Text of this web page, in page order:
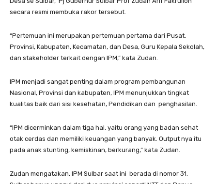
secara resmi membuka rakor tersebut.
“Pertemuan ini merupakan pertemuan pertama dari Pusat,
Provinsi, Kabupaten, Kecamatan, dan Desa, Guru Kepala Sekolah,
dan stakeholder terkait dengan IPM,” kata Zudan.
IPM menjadi sangat penting dalam program pembangunan
Nasional, Provinsi dan kabupaten, IPM menunjukkan tingkat
kualitas baik dari sisi kesehatan, Pendidikan dan penghasilan.
“IPM dicerminkan dalam tiga hal, yaitu orang yang badan sehat
otak cerdas dan memiliki keuangan yang banyak. Output nya itu
pada anak stunting, kemiskinan, berkurang,” kata Zudan.
Zudan mengatakan, IPM Sulbar saat ini berada di nomor 31,